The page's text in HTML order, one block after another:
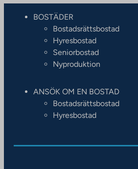
BOSTÄDER
Bostadsrättsbostad
Hyresbostad
Seniorbostad
Nyproduktion
ANSÖK OM EN BOSTAD
Bostadsrättsbostad
Hyresbostad